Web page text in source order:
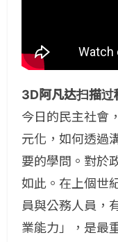
3D阿凡达扫描过
今日的民主社會
元化，如何透過
要的學問。對於
如此。 在上個世
員與公務人員，
業能力」，是最